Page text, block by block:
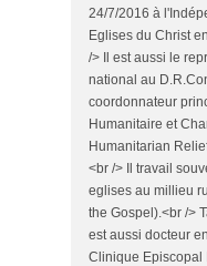
24/7/2016 à
Eglises du Christ
/> Il est aussi le
national au
coordonnateur
Humanitaire et
Humanitarian
<br /> Il travail
eglises au millieu
the Gospel).<br />
est aussi docteur
Clinique Episcopal